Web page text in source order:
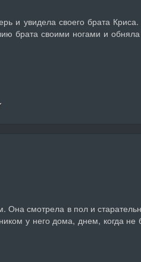
и увидела своего брата
брата своими ногами и
Она смотрела в пол и
у него дома, днем, когда не